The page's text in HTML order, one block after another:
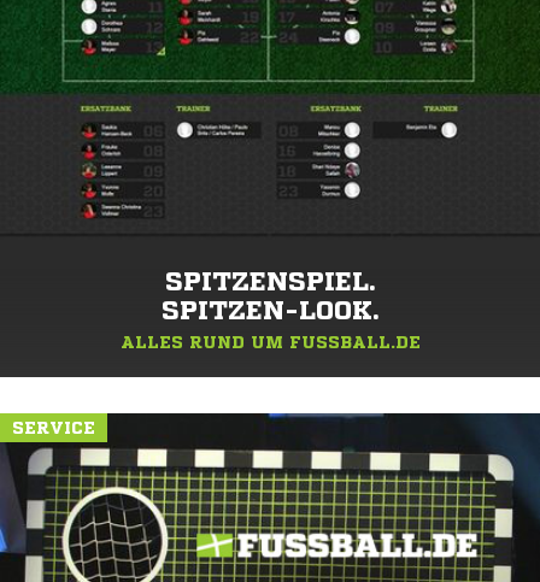
SPITZENSPIEL.
SPITZEN-LOOK.
ALLES RUND UM FUSSBALL.DE
SERVICE